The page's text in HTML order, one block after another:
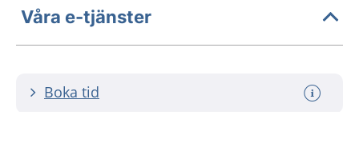
Våra e-tjänster
Boka tid